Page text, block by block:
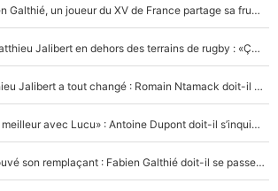
Mis de côté par Fabien Galthié, un joueur du XV de France partage sa frustration : «ils ne me l’ont pas dit tout de suite»
La raison d'être de Matthieu Jalibert en dehors des terrains de rugby : «Ça m'atteint autant que si tu touches à un membre de ma famille»
XV de France - Matthieu Jalibert a tout changé : Romain Ntamack doit-il s’inquiéter pour sa place à un an de la Coupe du monde ?
«Le XV de France est meilleur avec Lucu» : Antoine Dupont doit-il s’inquiéter pour sa place ?
Le XV de France a trouvé son remplaçant : Fabien Galthié doit-il se passer d'Antoine Dupont ?